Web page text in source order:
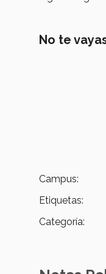
No te
Campus:
Etiquetas:
Categoría: